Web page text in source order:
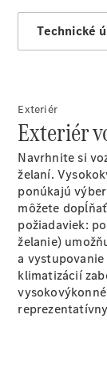
vozidlá
Marco Polo
Horizon
Marco Polo
Konfigurátor
úžitkových
vozidiel
eSprinter
Technické
Exteriér
Exteriér
Navrhnite si
želaní.
ponúkajú
môžete
požiadaviek:
želanie)
a
klimatizácií